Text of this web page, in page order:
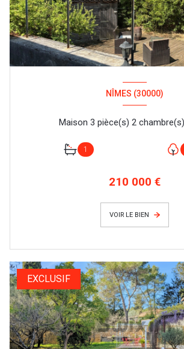
NÎMES (30000)
1
210 000 €
VOIR LE BIEN
EXCLUSIF